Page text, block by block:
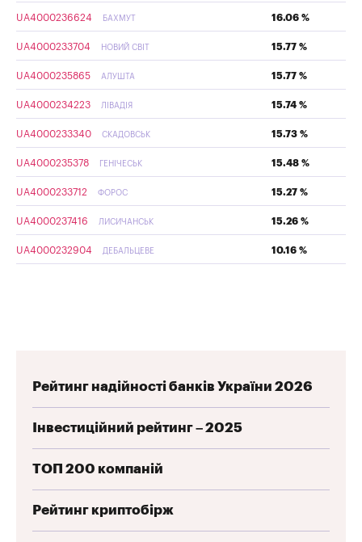
UA4000236624 БАХМУТ 16.06 %
UA4000233704 НОВИЙ СВІТ 15.77 %
UA4000235865 АЛУШТА 15.77 %
UA4000234223 ЛІВАДІЯ 15.74 %
UA4000233340 СКАДОВСЬК 15.73 %
UA4000235378 ГЕНІЧЕСЬК 15.48 %
UA4000233712 ФОРОС 15.27 %
UA4000237416 ЛИСИЧАНСЬК 15.26 %
UA4000232904 ДЕБАЛЬЦЕВЕ 10.16 %
Рейтинг надійності банків України 2026
Інвестиційний рейтинг – 2025
ТОП 200 компаній
Рейтинг криптобірж